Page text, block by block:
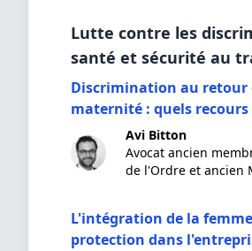
Lutte contre les
santé et sécurité au
Discrimination au retour
maternité : quels recours
Avi Bitton
Avocat ancien
de l'Ordre et ancien
L'intégration de la
protection dans